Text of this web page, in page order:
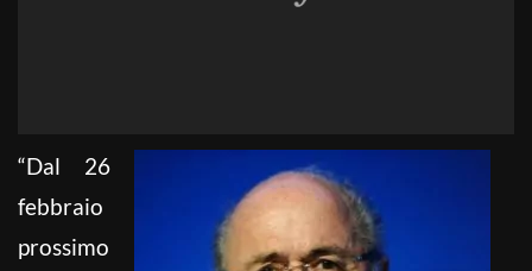
“Dal 26
febbraio
prossimo